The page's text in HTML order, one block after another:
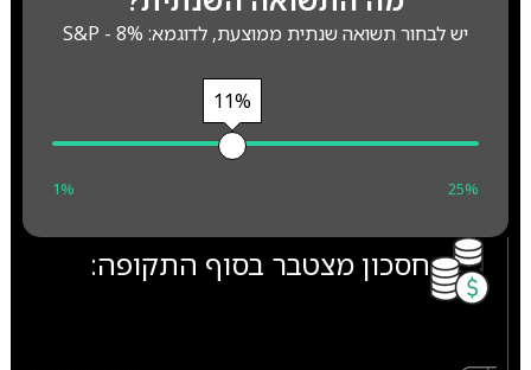
יש לבחור תשואה שנתית ממוצעת, לדוגמא: S&P - 8%
11%
1% 25%
חסכון מצטבר בסוף התקופה: